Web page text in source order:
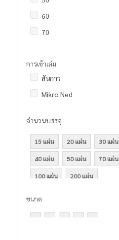
60
70
การเข้าเล่ม
สันกาว
Mikro Ned
จำนวนบรรจุ
15 แผ่น 20 แผ่น 30 แผ่น
40 แผ่น 50 แผ่น 70 แผ่น
100 แผ่น 200 แผ่น
ขนาด